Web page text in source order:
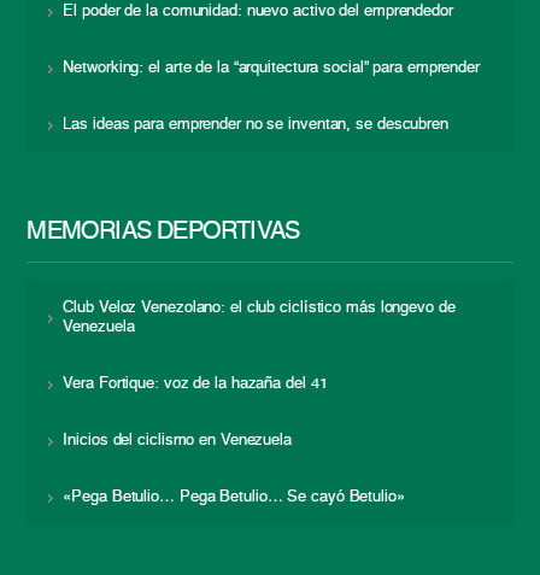
El poder de la comunidad: nuevo activo del emprendedor
Networking: el arte de la “arquitectura social” para emprender
Las ideas para emprender no se inventan, se descubren
MEMORIAS DEPORTIVAS
Club Veloz Venezolano: el club ciclístico más longevo de
Venezuela
Vera Fortique: voz de la hazaña del 41
Inicios del ciclismo en Venezuela
«Pega Betulio… Pega Betulio… Se cayó Betulio»